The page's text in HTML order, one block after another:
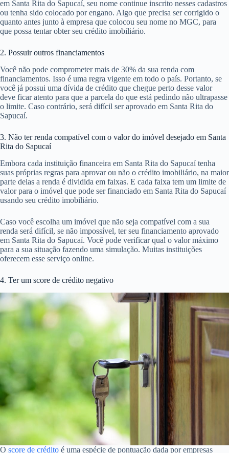
em Santa Rita do Sapucaí, seu nome continue inscrito nesses cadastros
ou tenha sido colocado por engano. Algo que precisa ser corrigido o
quanto antes junto à empresa que colocou seu nome no MGC, para
que possa tentar obter seu crédito imobiliário.
2. Possuir outros financiamentos
Você não pode comprometer mais de 30% da sua renda com
financiamentos. Isso é uma regra vigente em todo o país. Portanto, se
você já possui uma dívida de crédito que chegue perto desse valor
deve ficar atento para que a parcela do que está pedindo não ultrapasse
o limite. Caso contrário, será difícil ser aprovado em Santa Rita do
Sapucaí.
3. Não ter renda compatível com o valor do imóvel desejado em Santa
Rita do Sapucaí
Embora cada instituição financeira em Santa Rita do Sapucaí tenha
suas próprias regras para aprovar ou não o crédito imobiliário, na maior
parte delas a renda é dividida em faixas. E cada faixa tem um limite de
valor para o imóvel que pode ser financiado em Santa Rita do Sapucaí
usando seu crédito imobiliário.
Caso você escolha um imóvel que não seja compatível com a sua
renda será difícil, se não impossível, ter seu financiamento aprovado
em Santa Rita do Sapucaí. Você pode verificar qual o valor máximo
para a sua situação fazendo uma simulação. Muitas instituições
oferecem esse serviço online.
4. Ter um score de crédito negativo
O score de crédito é uma espécie de pontuação dada por empresas